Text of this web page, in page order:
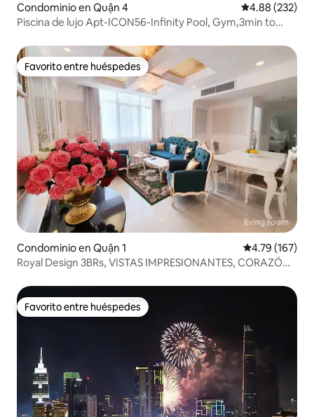
Condominio en Quận 4 Calificación
4.88 (232)
Piscina de lujo Apt-ICON56-Infinity Pool, Gym,3min to
Favorito entre huéspedes
Favorito entre huéspedes
Condominio en Quận 1 Calificación
4.79 (167)
Royal Design 3BRs, VISTAS IMPRESIONANTES, CORAZÓN
Favorito entre huéspedes
Favorito entre huéspedes